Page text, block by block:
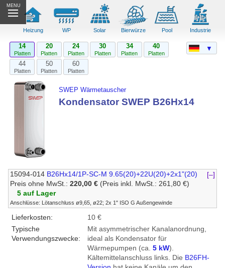
MENU
Heizung WP Solar Bierwürze Pool Industrie
14
Platten
20
Platten
24
Platten
30
Platten
34
Platten
40
Platten
44
Platten
50
Platten
60
Platten
SWEP Wärmetauscher
Kondensator SWEP B26Hx14
15094-014 B26Hx14/1P-SC-M 9.65(20)+22U(20)+2x1"(20)
[–]
Preis ohne MwSt.:220,00 € (Preis inkl. MwSt.: 261,80 €)
5 auf Lager
Anschlüsse: Lötanschluss ø9,65, ø22; 2x 1" ISO G Außengewinde
Lieferkosten:
10 €
Typische
Verwendungszwecke:
Mit asymmetrischer Kanalanordnung,
ideal als Kondensator für
Wärmepumpen (ca. 5 kW).
Kältemittelanschluss links. Die B26FH-
▼